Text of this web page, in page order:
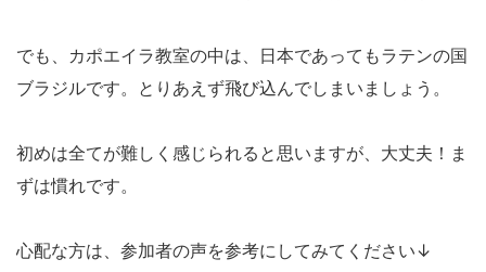
でも、カポエイラ教室の中は、日本であってもラテンの国
ブラジルです。とりあえず飛び込んでしまいましょう。
初めは全てが難しく感じられると思いますが、大丈夫！ま
ずは慣れです。
心配な方は、参加者の声を参考にしてみてください↓